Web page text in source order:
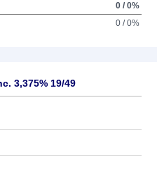
0 / 0%
0 / 0%
3,375% 19/49